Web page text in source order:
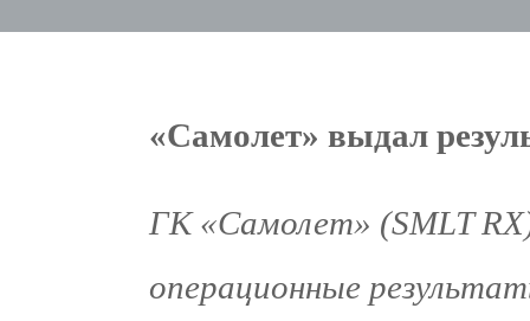
«Самолет» выдал
ГК «Самолет» (SMLT
операционные